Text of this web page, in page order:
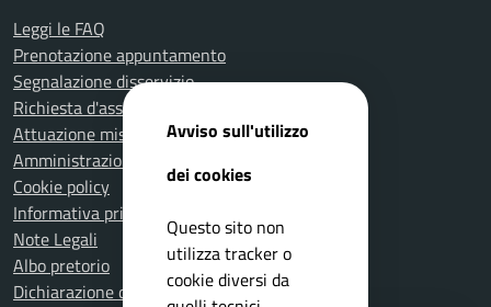
Leggi le FAQ
Prenotazione appuntamento
Segnalazione disservizio
Richiesta d'assistenza
Attuazione misure PNRR
Amministrazione trasparente
Cookie policy
Informativa privacy
Note Legali
Albo pretorio
Dichiarazione di accessibilità
Avviso sull'utilizzo
dei cookies
Questo sito non
utilizza tracker o
cookie diversi da